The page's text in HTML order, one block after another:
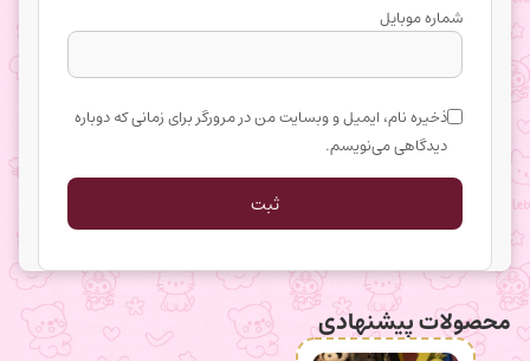
شماره موبایل
ذخیره نام، ایمیل و وبسایت من در مرورگر برای زمانی که دوباره
دیدگاهی می‌نویسم.
محصولات پیشنهادی